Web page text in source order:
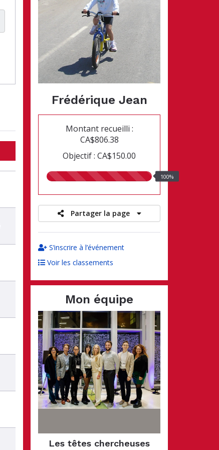
Frédérique Jean
Montant recueilli :
CA$806.38
Objectif : CA$150.00
100.00%
100%
Partager la page
S’inscrire à l’événement
Voir les classements
Mon équipe
Les têtes chercheuses